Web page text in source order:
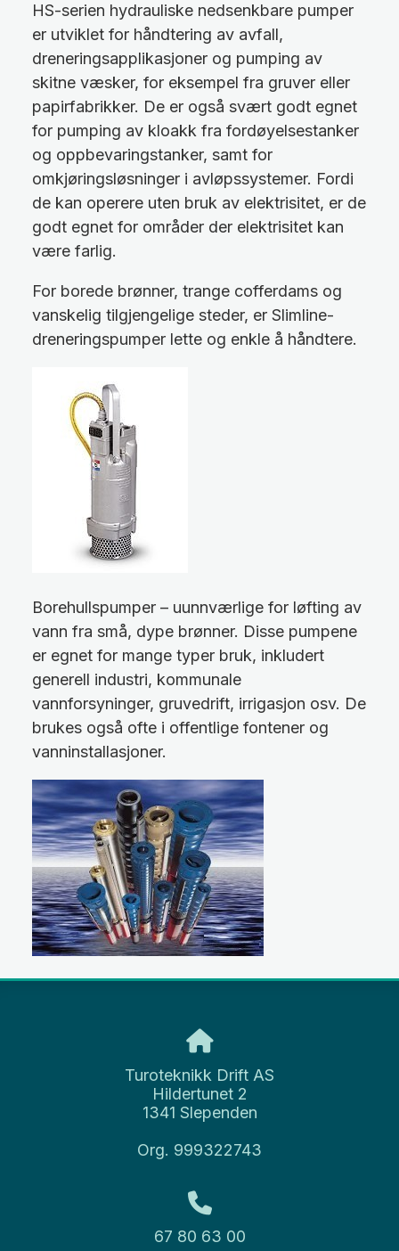
HS-serien hydrauliske nedsenkbare pumper
er utviklet for håndtering av avfall,
dreneringsapplikasjoner og pumping av
skitne væsker, for eksempel fra gruver eller
papirfabrikker. De er også svært godt egnet
for pumping av kloakk fra fordøyelsestanker
og oppbevaringstanker, samt for
omkjøringsløsninger i avløpssystemer. Fordi
de kan operere uten bruk av elektrisitet, er de
godt egnet for områder der elektrisitet kan
være farlig.
For borede brønner, trange cofferdams og
vanskelig tilgjengelige steder, er Slimline-
dreneringspumper lette og enkle å håndtere.
Borehullspumper – uunnværlige for løfting av
vann fra små, dype brønner. Disse pumpene
er egnet for mange typer bruk, inkludert
generell industri, kommunale
vannforsyninger, gruvedrift, irrigasjon osv. De
brukes også ofte i offentlige fontener og
vanninstallasjoner.
Turoteknikk Drift AS
Hildertunet 2
1341 Slependen
Org. 999322743
67 80 63 00